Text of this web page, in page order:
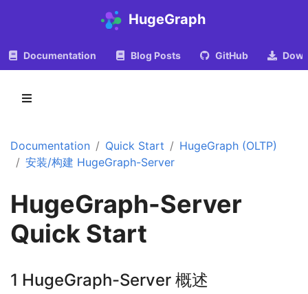
HugeGraph
Documentation Blog Posts GitHub
Documentation Quick Start
HugeGraph (OLTP)
安装/构建 HugeGraph-Server
HugeGraph-Server
Quick Start
1 HugeGraph-Server 概述